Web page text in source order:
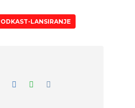
LANSIRANJE